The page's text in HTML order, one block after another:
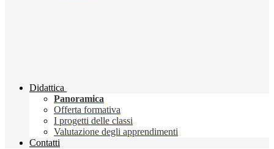
Didattica
Panoramica
Offerta formativa
I progetti delle classi
Valutazione degli apprendimenti
Contatti